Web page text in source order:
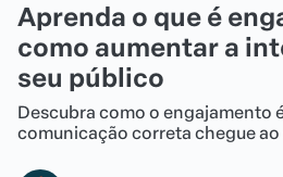
Aprenda o que é
como aumentar a
seu público
Descubra como o engajamento
comunicação correta chegue ao